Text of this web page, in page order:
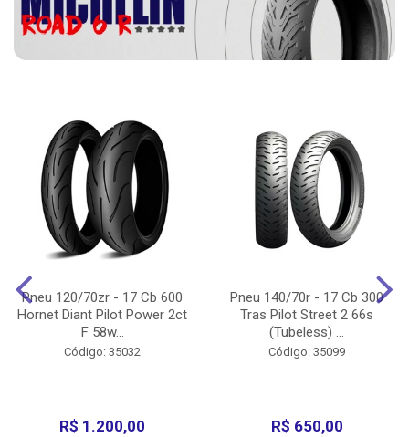
Pneu 120/70zr - 17 Cb 600
Hornet Diant Pilot Power 2ct
F 58w...
Código: 35032
R$ 1.200,00
Pneu 140/70r - 17 Cb 300
Tras Pilot Street 2 66s
(Tubeless) ...
Código: 35099
R$ 650,00